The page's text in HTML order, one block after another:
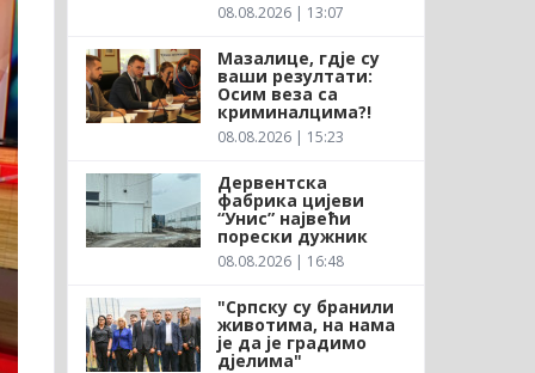
08.08.2026 | 13:07
Мазалице, гдје су
ваши резултати:
Осим веза са
криминалцима?!
08.08.2026 | 15:23
Дервентска
фабрика цијеви
“Унис” највећи
порески дужник
08.08.2026 | 16:48
"Српску су бранили
животима, на нама
је да је градимо
дјелима"